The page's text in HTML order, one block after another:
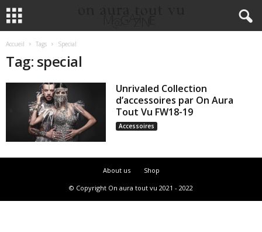
Accueil Tags Special
Tag: special
Unrivaled Collection
d’accessoires par On Aura
Tout Vu FW18-19
Accessoires
About us
Shop
© Copyright On aura tout vu 2021 - 2022